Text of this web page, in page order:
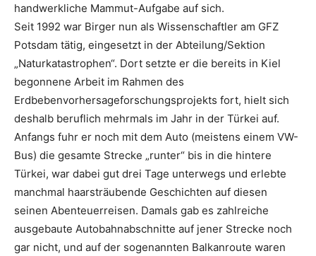
handwerkliche Mammut-Aufgabe auf sich.
Seit 1992 war Birger nun als Wissenschaftler am GFZ
Potsdam tätig, eingesetzt in der Abteilung/Sektion
„Naturkatastrophen“. Dort setzte er die bereits in Kiel
begonnene Arbeit im Rahmen des
Erdbebenvorhersageforschungsprojekts fort, hielt sich
deshalb beruflich mehrmals im Jahr in der Türkei auf.
Anfangs fuhr er noch mit dem Auto (meistens einem VW-
Bus) die gesamte Strecke „runter“ bis in die hintere
Türkei, war dabei gut drei Tage unterwegs und erlebte
manchmal haarsträubende Geschichten auf diesen
seinen Abenteuerreisen. Damals gab es zahlreiche
ausgebaute Autobahnabschnitte auf jener Strecke noch
gar nicht, und auf der sogenannten Balkanroute waren